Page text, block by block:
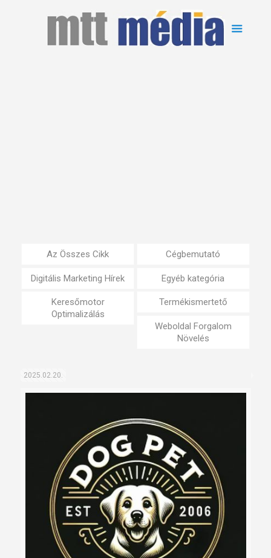
Az Összes Cikk Cégbemutató
Digitális Marketing Hírek Egyéb kategória
Keresőmotor
Optimalizálás
Termékismertető
Weboldal Forgalom
Növelés
2025.02.20.